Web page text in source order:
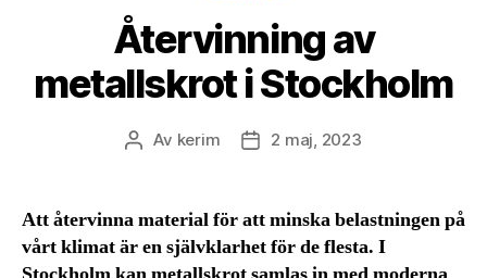
Återvinning av
metallskrot i Stockholm
Inläggsförfattare
Av kerim Inläggsdatum
2 maj, 2023
Att återvinna material för att minska belastningen på
vårt klimat är en självklarhet för de flesta. I